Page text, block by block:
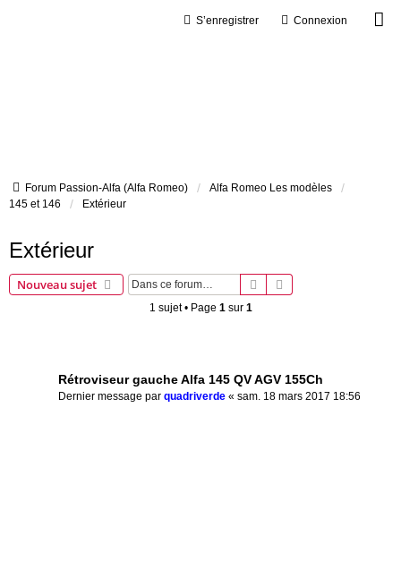
Connexion
S’enregistrer
Forum Passion-Alfa (Alfa Romeo)
Alfa Romeo Les modèles
145 et 146
Extérieur
Extérieur
Nouveau sujet Rechercher
1 sujet • Page 1sur 1
Rétroviseur gauche Alfa 145 QV AGV 155Ch
Dernier message par quadriverde « sam. 18 mars 2017 18:56